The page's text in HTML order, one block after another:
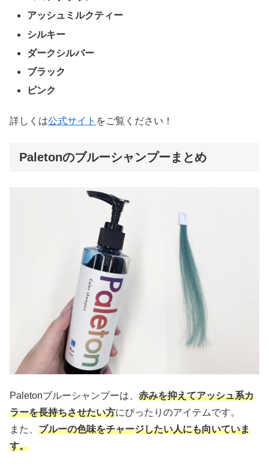
アッシュミルクティー
シルキー
ダークシルバー
ブラック
ピンク
詳しくは公式サイト をご覧ください！
Paletonのブルーシャンプーまとめ
Paletonブルーシャンプーは、 赤みを抑えてアッシュ系カ
ラーを長持ちさせたい方にぴったりのアイテムです。
また、 ブルーの色味をチャージしたい人にも向いていま
す。